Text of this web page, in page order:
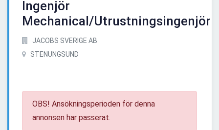
Ingenjör
Mechanical/Utrustningsingenjör
JACOBS SVERIGE AB
STENUNGSUND
OBS! Ansökningsperioden för denna
annonsen har passerat.